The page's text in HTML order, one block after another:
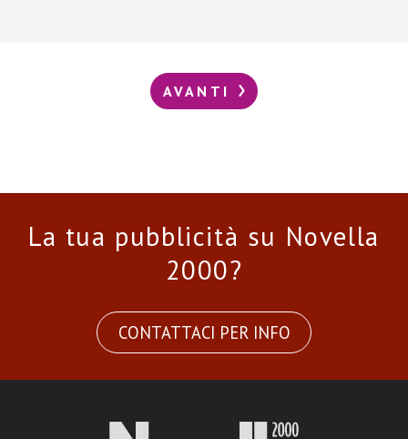
AVANTI
La tua pubblicità su Novella
2000?
CONTATTACI PER INFO